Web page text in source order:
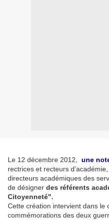
Le 12 décembre 2012, une
rectrices et recteurs
directeurs académiques des
de désigner des référents
Citoyenneté".
Cette création intervient dans le
commémorations des deux